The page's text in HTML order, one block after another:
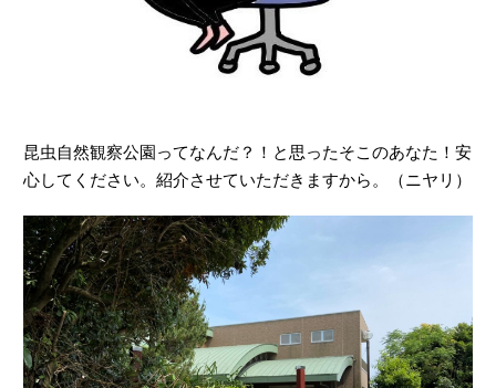
昆虫自然観察公園ってなんだ？！と思ったそこのあなた！安
心してください。紹介させていただきますから。（ニヤリ）